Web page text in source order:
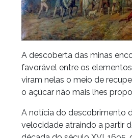
A descoberta das minas
favorável entre os
viram nelas o meio de
o açúcar não mais lhes
A notícia do descobrimento
velocidade atraindo a partir